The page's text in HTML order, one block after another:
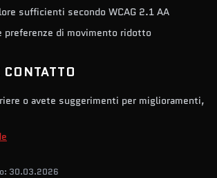
sufficienti secondo WCAG 2.1 AA
preferenze di movimento ridotto
o avete suggerimenti per miglioramenti,
30.03.2026